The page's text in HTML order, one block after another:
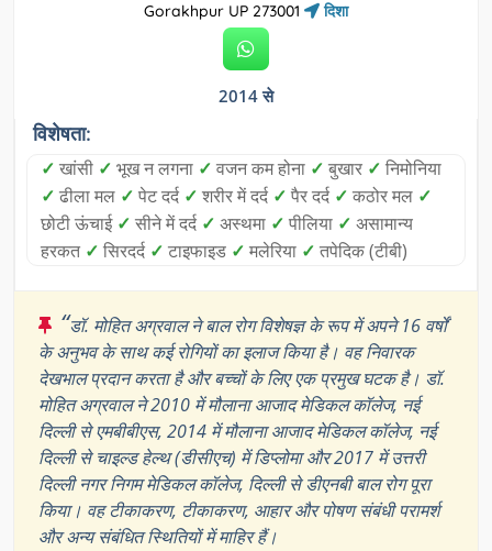
Gorakhpur UP 273001
दिशा
2014 से
विशेषता:
✓ खांसी ✓ भूख न लगना ✓ वजन कम होना ✓ बुखार ✓ निमोनिया
✓ ढीला मल ✓ पेट दर्द ✓ शरीर में दर्द ✓ पैर दर्द ✓ कठोर मल ✓
छोटी ऊंचाई ✓ सीने में दर्द ✓ अस्थमा ✓ पीलिया ✓ असामान्य
हरकत ✓ सिरदर्द ✓ टाइफाइड ✓ मलेरिया ✓ तपेदिक (टीबी)
“डॉ. मोहित अग्रवाल ने बाल रोग विशेषज्ञ के रूप में अपने 16 वर्षों
के अनुभव के साथ कई रोगियों का इलाज किया है। वह निवारक
देखभाल प्रदान करता है और बच्चों के लिए एक प्रमुख घटक है। डॉ.
मोहित अग्रवाल ने 2010 में मौलाना आजाद मेडिकल कॉलेज, नई
दिल्ली से एमबीबीएस, 2014 में मौलाना आजाद मेडिकल कॉलेज, नई
दिल्ली से चाइल्ड हेल्थ (डीसीएच) में डिप्लोमा और 2017 में उत्तरी
दिल्ली नगर निगम मेडिकल कॉलेज, दिल्ली से डीएनबी बाल रोग पूरा
किया। वह टीकाकरण, टीकाकरण, आहार और पोषण संबंधी परामर्श
और अन्य संबंधित स्थितियों में माहिर हैं।